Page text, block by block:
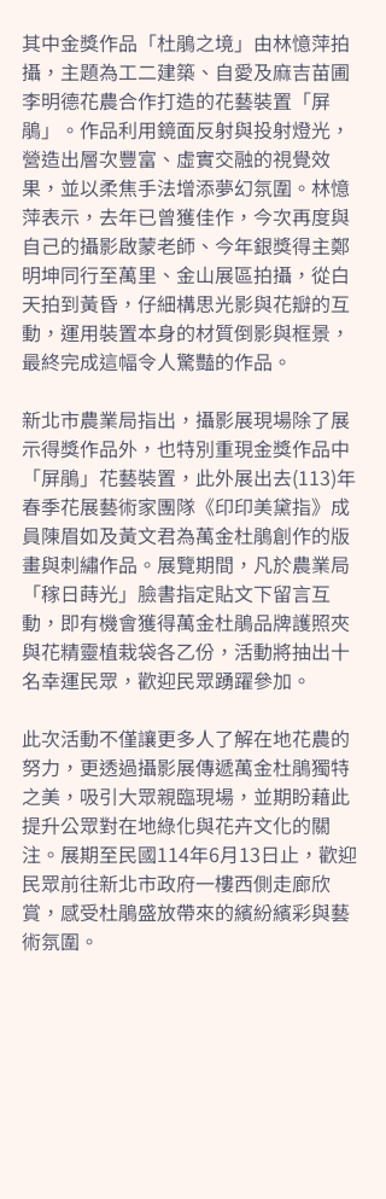
其中金獎作品「杜鵑之境」由林憶萍拍
攝，主題為工二建築、自愛及麻吉苗圃
李明德花農合作打造的花藝裝置「屏
鵑」。作品利用鏡面反射與投射燈光，
營造出層次豐富、虛實交融的視覺效
果，並以柔焦手法增添夢幻氛圍。林憶
萍表示，去年已曾獲佳作，今次再度與
自己的攝影啟蒙老師、今年銀獎得主鄭
明坤同行至萬里、金山展區拍攝，從白
天拍到黃昏，仔細構思光影與花瓣的互
動，運用裝置本身的材質倒影與框景，
最終完成這幅令人驚豔的作品。
新北市農業局指出，攝影展現場除了展
示得獎作品外，也特別重現金獎作品中
「屏鵑」花藝裝置，此外展出去(113)年
春季花展藝術家團隊《印印美黛指》成
員陳眉如及黃文君為萬金杜鵑創作的版
畫與刺繡作品。展覽期間，凡於農業局
「稼日蒔光」臉書指定貼文下留言互
動，即有機會獲得萬金杜鵑品牌護照夾
與花精靈植栽袋各乙份，活動將抽出十
名幸運民眾，歡迎民眾踴躍參加。
此次活動不僅讓更多人了解在地花農的
努力，更透過攝影展傳遞萬金杜鵑獨特
之美，吸引大眾親臨現場，並期盼藉此
提升公眾對在地綠化與花卉文化的關
注。展期至民國114年6月13日止，歡迎
民眾前往新北市政府一樓西側走廊欣
賞，感受杜鵑盛放帶來的繽紛繽彩與藝
術氛圍。